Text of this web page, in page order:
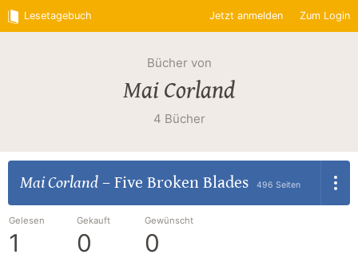
Lesetagebuch Jetzt anmelden Zum Login
Bücher von
Mai Corland
4 Bücher
Mai Corland– Five Broken Blades 496 Seiten
Gelesen
1
Gekauft
0
Gewünscht
0